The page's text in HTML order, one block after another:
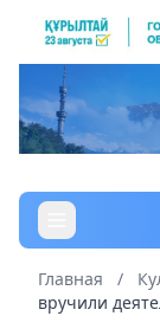
Главная /
вручили